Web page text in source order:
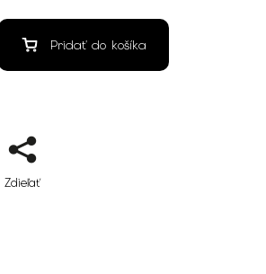
Pridať do košíka
Zdieľať